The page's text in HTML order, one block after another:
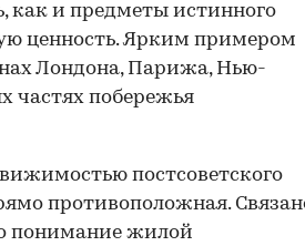
как и предметы истинного
ценность. Ярким примером
Лондона, Парижа, Нью-
частях побережья
постсоветского
противоположная.
понимание жилой